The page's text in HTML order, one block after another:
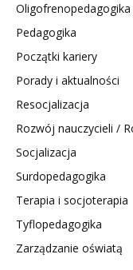
Oligofrenopedagogika
Pedagogika
Początki kariery
Porady i aktualności
Resocjalizacja
Rozwój nauczycieli /
Socjalizacja
Surdopedagogika
Terapia i socjoterapia
Tyflopedagogika
Zarządzanie oświatą